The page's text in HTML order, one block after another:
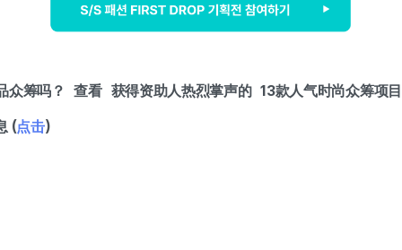
众筹吗？ 查看 获得资助人热烈掌声的 13款人气时尚众筹项目
(点击)